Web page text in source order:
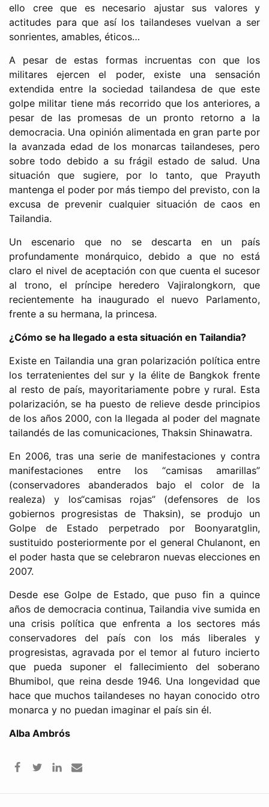
ello cree que es necesario ajustar sus valores y
actitudes para que así los tailandeses vuelvan a ser
sonrientes, amables, éticos…
A pesar de estas formas incruentas con que los
militares ejercen el poder, existe una sensación
extendida entre la sociedad tailandesa de que este
golpe militar tiene más recorrido que los anteriores, a
pesar de las promesas de un pronto retorno a la
democracia. Una opinión alimentada en gran parte por
la avanzada edad de los monarcas tailandeses, pero
sobre todo debido a su frágil estado de salud. Una
situación que sugiere, por lo tanto, que Prayuth
mantenga el poder por más tiempo del previsto, con la
excusa de prevenir cualquier situación de caos en
Tailandia.
Un escenario que no se descarta en un país
profundamente monárquico, debido a que no está
claro el nivel de aceptación con que cuenta el sucesor
al trono, el príncipe heredero Vajiralongkorn, que
recientemente ha inaugurado el nuevo Parlamento,
frente a su hermana, la princesa.
¿Cómo se ha llegado a esta situación en Tailandia?
Existe en Tailandia una gran polarización política entre
los terratenientes del sur y la élite de Bangkok frente
al resto de país, mayoritariamente pobre y rural. Esta
polarización, se ha puesto de relieve desde principios
de los años 2000, con la llegada al poder del magnate
tailandés de las comunicaciones, Thaksin Shinawatra.
En 2006, tras una serie de manifestaciones y contra
manifestaciones entre los “camisas amarillas”
(conservadores abanderados bajo el color de la
realeza) y los“camisas rojas” (defensores de los
gobiernos progresistas de Thaksin), se produjo un
Golpe de Estado perpetrado por Boonyaratglin,
sustituido posteriormente por el general Chulanont, en
el poder hasta que se celebraron nuevas elecciones en
2007.
Desde ese Golpe de Estado, que puso fin a quince
años de democracia continua, Tailandia vive sumida en
una crisis política que enfrenta a los sectores más
conservadores del país con los más liberales y
progresistas, agravada por el temor al futuro incierto
que pueda suponer el fallecimiento del soberano
Bhumibol, que reina desde 1946. Una longevidad que
hace que muchos tailandeses no hayan conocido otro
monarca y no puedan imaginar el país sin él.
Alba Ambrós